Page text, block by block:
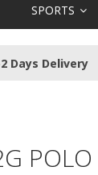
SPORTS
Days Delivery